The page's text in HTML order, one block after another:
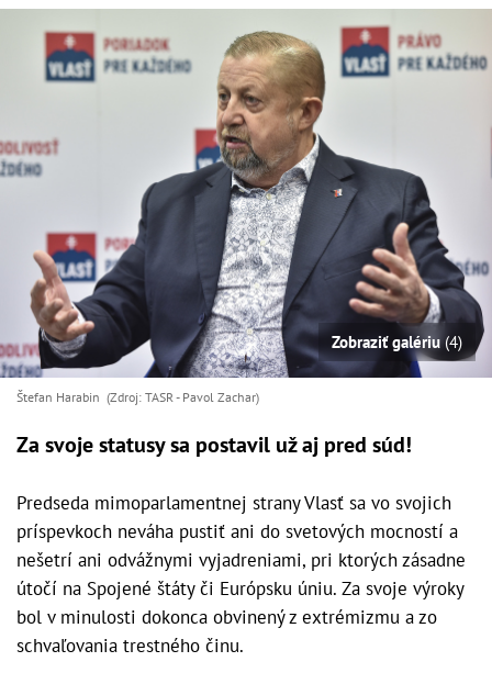
Zobraziť galériu(4)
Štefan Harabin (Zdroj: TASR - Pavol Zachar)
Za svoje statusy sa postavil už aj pred súd!
Predseda mimoparlamentnej strany Vlasť sa vo svojich
príspevkoch neváha pustiť ani do svetových mocností a
nešetrí ani odvážnymi vyjadreniami, pri ktorých zásadne
útočí na Spojené štáty či Európsku úniu. Za svoje výroky
bol v minulosti dokonca obvinený z extrémizmu a zo
schvaľovania trestného činu.